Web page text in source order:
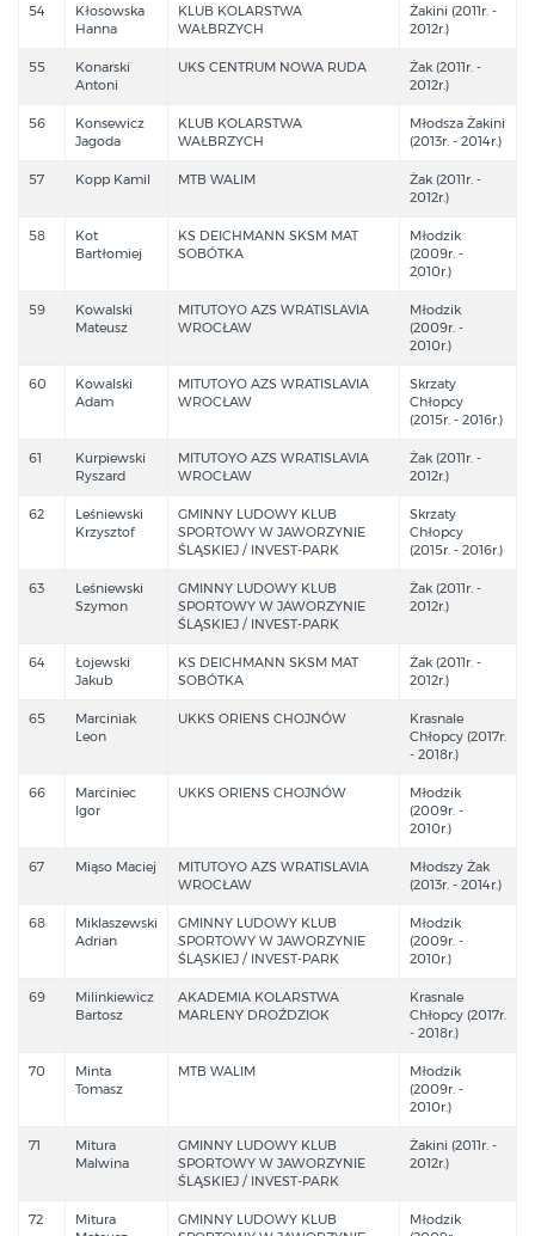
54
Kłosowska
Hanna
KLUB KOLARSTWA
WAŁBRZYCH
Żakini (2011r. -
2012r.)
55
Konarski
Antoni
UKS CENTRUM NOWA RUDA
Żak (2011r. -
2012r.)
56
Konsewicz
Jagoda
KLUB KOLARSTWA
WAŁBRZYCH
Młodsza Żakini
(2013r. - 2014r.)
57 Kopp Kamil MTB WALIM
Żak (2011r. -
2012r.)
58
Kot
Bartłomiej
KS DEICHMANN SKSM MAT
SOBÓTKA
Młodzik
(2009r. -
2010r.)
59
Kowalski
Mateusz
MITUTOYO AZS WRATISLAVIA
WROCŁAW
Młodzik
(2009r. -
2010r.)
60
Kowalski
Adam
MITUTOYO AZS WRATISLAVIA
WROCŁAW
Skrzaty
Chłopcy
(2015r. - 2016r.)
61
Kurpiewski
Ryszard
MITUTOYO AZS WRATISLAVIA
WROCŁAW
Żak (2011r. -
2012r.)
62
Leśniewski
Krzysztof
GMINNY LUDOWY KLUB
SPORTOWY W JAWORZYNIE
ŚLĄSKIEJ / INVEST-PARK
Skrzaty
Chłopcy
(2015r. - 2016r.)
63
Leśniewski
Szymon
GMINNY LUDOWY KLUB
SPORTOWY W JAWORZYNIE
ŚLĄSKIEJ / INVEST-PARK
Żak (2011r. -
2012r.)
64
Łojewski
Jakub
KS DEICHMANN SKSM MAT
SOBÓTKA
Żak (2011r. -
2012r.)
65
Marciniak
Leon
UKKS ORIENS CHOJNÓW
Krasnale
Chłopcy (2017r.
- 2018r.)
66
Marciniec
Igor
UKKS ORIENS CHOJNÓW
Młodzik
(2009r. -
2010r.)
67 Miąso Maciej
MITUTOYO AZS WRATISLAVIA
WROCŁAW
Młodszy Żak
(2013r. - 2014r.)
68
Miklaszewski
Adrian
GMINNY LUDOWY KLUB
SPORTOWY W JAWORZYNIE
ŚLĄSKIEJ / INVEST-PARK
Młodzik
(2009r. -
2010r.)
69
Milinkiewicz
Bartosz
AKADEMIA KOLARSTWA
MARLENY DROŹDZIOK
Krasnale
Chłopcy (2017r.
- 2018r.)
70
Minta
Tomasz
MTB WALIM
Młodzik
(2009r. -
2010r.)
71
Mitura
Malwina
GMINNY LUDOWY KLUB
SPORTOWY W JAWORZYNIE
ŚLĄSKIEJ / INVEST-PARK
Żakini (2011r. -
2012r.)
72
Mitura
GMINNY LUDOWY KLUB
Młodzik